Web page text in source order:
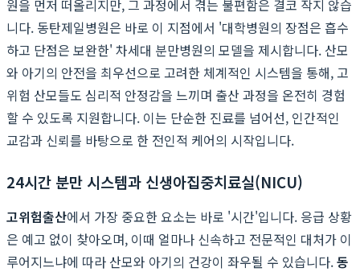
원을 먼저 떠올리지만, 그 과정에서 겪는 불편함은 결코 작지 않습
니다. 동탄제일병원은 바로 이 지점에서 '대학병원의 장점은 흡수
하고 단점은 보완한' 차세대 분만병원의 모델을 제시합니다. 산모
와 아기의 안전을 최우선으로 고려한 체계적인 시스템을 통해, 고
위험 산모들도 심리적 안정감을 느끼며 출산 과정을 온전히 경험
할 수 있도록 지원합니다. 이는 단순한 진료를 넘어선, 인간적인
교감과 신뢰를 바탕으로 한 전인적 케어의 시작입니다.
24시간 분만 시스템과 신생아집중치료실(NICU)
고위험출산에서 가장 중요한 요소는 바로 '시간'입니다. 응급 상황
은 예고 없이 찾아오며, 이때 얼마나 신속하고 전문적인 대처가 이
루어지느냐에 따라 산모와 아기의 건강이 좌우될 수 있습니다.동